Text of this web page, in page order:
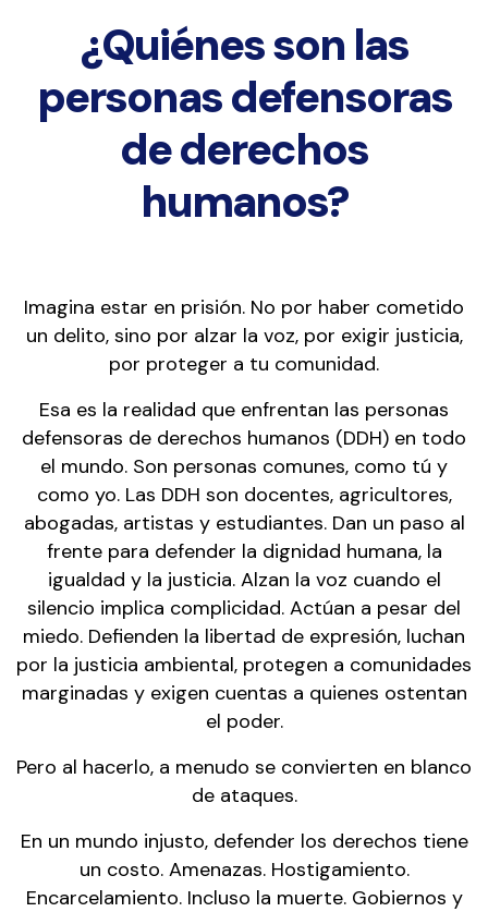
¿Quiénes son las
personas defensoras
de derechos
humanos?
Imagina estar en prisión. No por haber cometido
un delito, sino por alzar la voz, por exigir justicia,
por proteger a tu comunidad.
Esa es la realidad que enfrentan las personas
defensoras de derechos humanos (DDH) en todo
el mundo. Son personas comunes, como tú y
como yo. Las DDH son docentes, agricultores,
abogadas, artistas y estudiantes. Dan un paso al
frente para defender la dignidad humana, la
igualdad y la justicia. Alzan la voz cuando el
silencio implica complicidad. Actúan a pesar del
miedo. Defienden la libertad de expresión, luchan
por la justicia ambiental, protegen a comunidades
marginadas y exigen cuentas a quienes ostentan
el poder.
Pero al hacerlo, a menudo se convierten en blanco
de ataques.
En un mundo injusto, defender los derechos tiene
un costo. Amenazas. Hostigamiento.
Encarcelamiento. Incluso la muerte. Gobiernos y